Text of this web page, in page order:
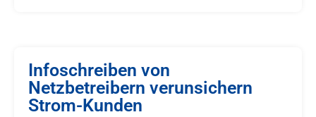
Infoschreiben von
Netzbetreibern verunsichern
Strom-Kunden